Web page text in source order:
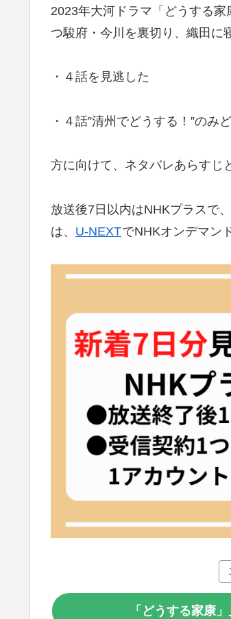
2023年大河ドラマ「どうする
つ駿府・今川を裏切り、織田に
・４話を見逃した
・４話”清州でどうする！”のみ
方に向けて、ネタバレあらすじ
放送後7日以内はNHKプラスで
は、 U-NEXTでNHKオンデマン
「どうする家康